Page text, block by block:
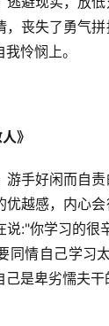
，丧失了勇气
怜悯上。
》
游手好闲而自
优越感，内心
:"你学习的很
同情自己学习
是卑劣懦夫干